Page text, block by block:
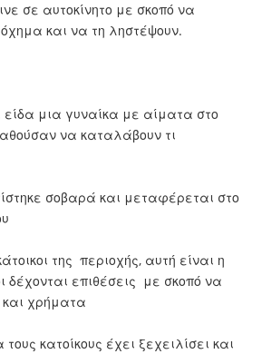
σε αυτοκίνητο με σκοπό να
όχημα και να τη ληστέψουν.
είδα μια γυναίκα με αίματα στο
να καταλάβουν τι
σοβαρά και μεταφέρεται στο
της περιοχής, αυτή είναι η
επιθέσεις με σκοπό να
και χρήματα
κατοίκους έχει ξεχειλίσει και